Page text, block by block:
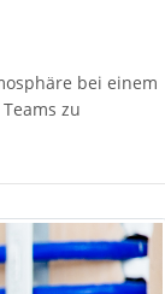
bei einem
zu